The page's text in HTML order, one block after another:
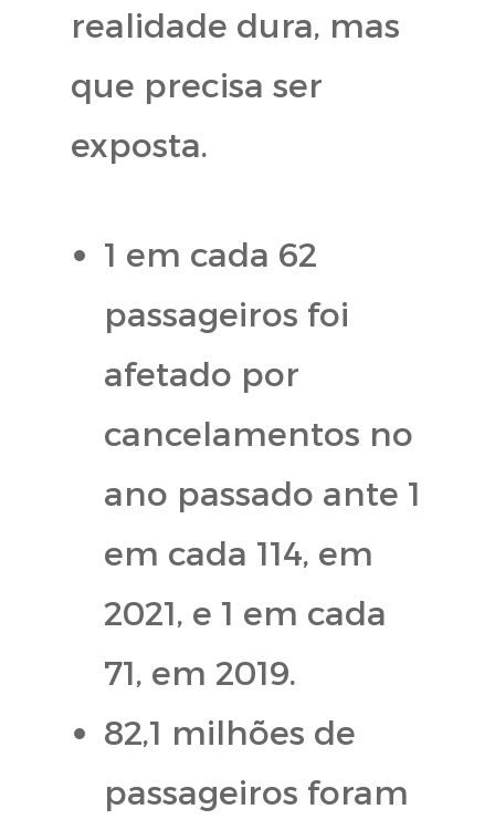
realidade dura, mas
que precisa ser
exposta.
1 em cada 62
passageiros foi
afetado por
cancelamentos no
ano passado ante 1
em cada 114, em
2021, e 1 em cada
71, em 2019.
82,1 milhões de
passageiros foram